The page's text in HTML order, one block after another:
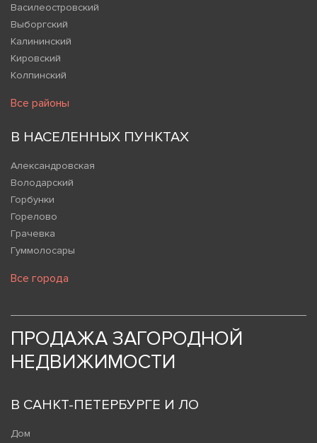
Василеостровский
Выборгский
Калининский
Кировский
Колпинский
Все районы
В НАСЕЛЕННЫХ ПУНКТАХ
Александровская
Володарский
Горбунки
Горелово
Грачевка
Гуммолосары
Все города
ПРОДАЖА ЗАГОРОДНОЙ
НЕДВИЖИМОСТИ
В САНКТ-ПЕТЕРБУРГЕ И ЛО
Дом